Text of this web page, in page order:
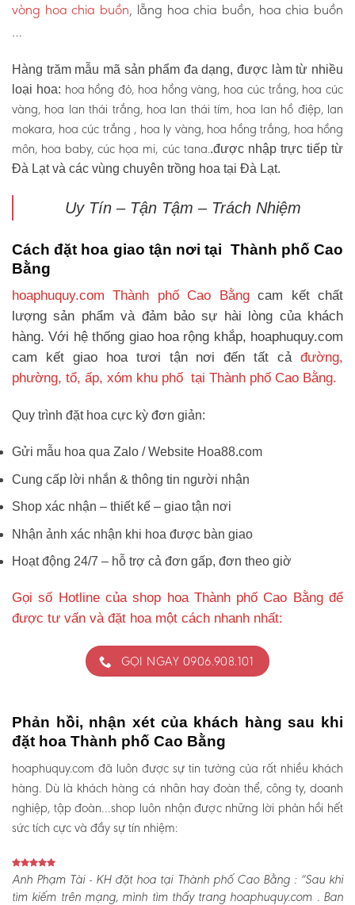
vòng hoa chia buồn, lẵng hoa chia buồn, hoa chia buồn
…
Hàng trăm mẫu mã sản phẩm đa dạng, được làm từ nhiều
loại hoa: hoa hồng đỏ, hoa hồng vàng, hoa cúc trắng, hoa cúc
vàng, hoa lan thái trắng, hoa lan thái tím, hoa lan hồ điệp, lan
mokara, hoa cúc trắng , hoa ly vàng, hoa hồng trắng, hoa hồng
môn, hoa baby, cúc họa mi, cúc tana..được nhập trực tiếp từ
Đà Lạt và các vùng chuyên trồng hoa tại Đà Lạt.
Uy Tín – Tận Tậm – Trách Nhiệm
Cách đặt hoa giao tận nơi tại Thành phố Cao
Bằng
hoaphuquy.com Thành phố Cao Bằngcam kết chất
lượng sản phẩm và đảm bảo sự hài lòng của khách
hàng. Với hệ thống giao hoa rộng khắp, hoaphuquy.com
cam kết giao hoa tươi tận nơi đến tất cả đường,
phường, tổ, ấp, xóm khu phố tại Thành phố Cao Bằng.
Quy trình đặt hoa cực kỳ đơn giản:
Gửi mẫu hoa qua Zalo / Website Hoa88.com
Cung cấp lời nhắn & thông tin người nhận
Shop xác nhận – thiết kế – giao tận nơi
Nhận ảnh xác nhận khi hoa được bàn giao
Hoạt động 24/7 – hỗ trợ cả đơn gấp, đơn theo giờ
Gọi số Hotline của shop hoa Thành phố Cao Bằng để
được tư vấn và đặt hoa một cách nhanh nhất:
GỌI NGAY 0906.908.101
Phản hồi, nhận xét của khách hàng sau khi
đặt hoa Thành phố Cao Bằng
hoaphuquy.com đã luôn được sự tin tưởng của rất nhiều khách
hàng. Dù là khách hàng cá nhân hay đoàn thể, công ty, doanh
nghiệp, tập đoàn…shop luôn nhận được những lời phản hồi hết
sức tích cực và đầy sự tín nhiệm:
Anh Phạm Tài - KH đặt hoa tại Thành phố Cao Bằng :“Sau khi
tìm kiếm trên mạng, mình tìm thấy trang hoaphuquy.com . Ban